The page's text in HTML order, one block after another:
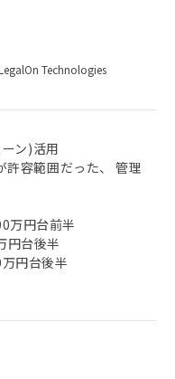
Technologies
ン)活用
許容範囲だった、 管理
万円台前半
円台後半
円台後半